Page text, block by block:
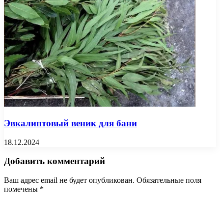
Эвкалиптовый веник для бани
18.12.2024
Добавить комментарий
Ваш адрес email не будет опубликован. Обязательные поля
помечены *